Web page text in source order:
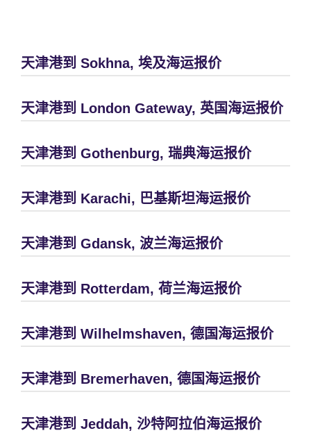
天津港到 Sokhna, 埃及海运报价
天津港到 London Gateway, 英国海运报价
天津港到 Gothenburg, 瑞典海运报价
天津港到 Karachi, 巴基斯坦海运报价
天津港到 Gdansk, 波兰海运报价
天津港到 Rotterdam, 荷兰海运报价
天津港到 Wilhelmshaven, 德国海运报价
天津港到 Bremerhaven, 德国海运报价
天津港到 Jeddah, 沙特阿拉伯海运报价